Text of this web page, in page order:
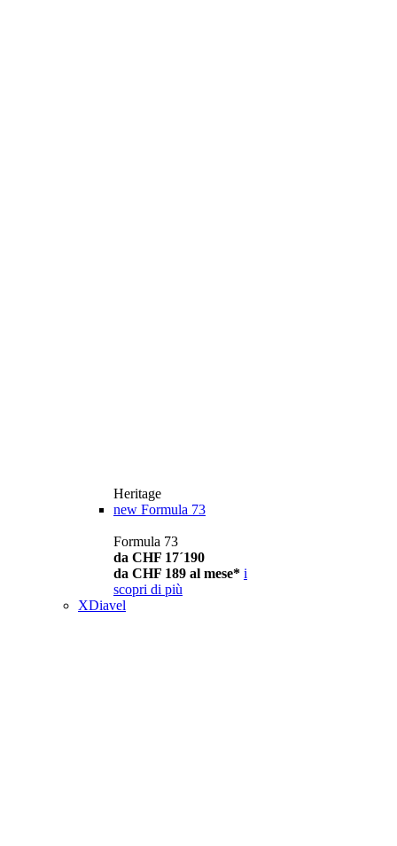
Heritage
new Formula 73
Formula 73
da CHF 17´190
da CHF 189 al mese* i
scopri di più
XDiavel